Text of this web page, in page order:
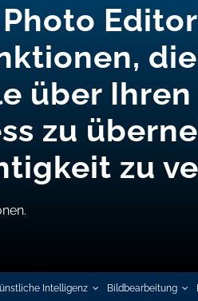
über Ihren
zu
zu
Intelligenz Bildbearbeitung